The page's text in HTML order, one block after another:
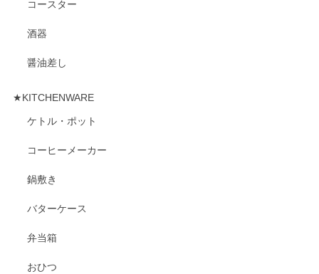
コースター
酒器
醤油差し
★KITCHENWARE
ケトル・ポット
コーヒーメーカー
鍋敷き
バターケース
弁当箱
おひつ